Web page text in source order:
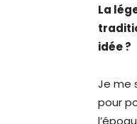
La
idée ?
Je me
pour